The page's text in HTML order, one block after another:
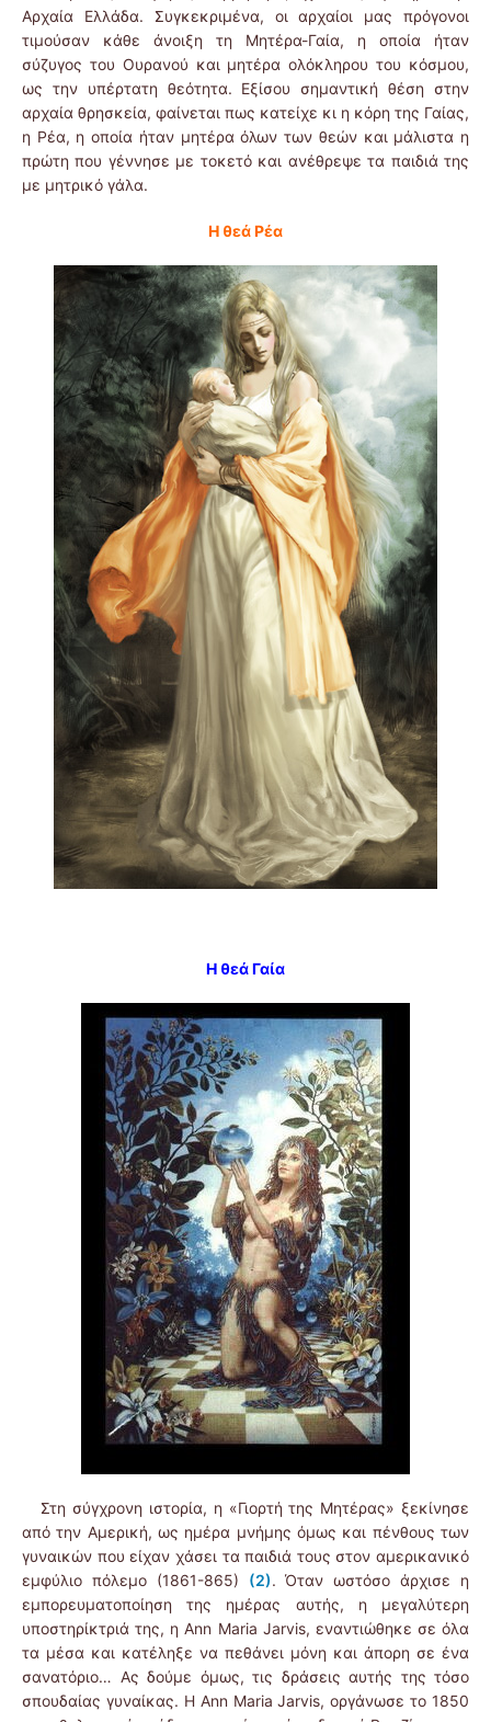
Αρχαία Ελλάδα. Συγκεκριμένα, οι αρχαίοι μας πρόγονοι
τιμούσαν κάθε άνοιξη τη Μητέρα-Γαία, η οποία ήταν
σύζυγος του Ουρανού και μητέρα ολόκληρου του κόσμου,
ως την υπέρτατη θεότητα. Εξίσου σημαντική θέση στην
αρχαία θρησκεία, φαίνεται πως κατείχε κι η κόρη της Γαίας,
η Ρέα, η οποία ήταν μητέρα όλων των θεών και μάλιστα η
πρώτη που γέννησε με τοκετό και ανέθρεψε τα παιδιά της
με μητρικό γάλα.
Η θεάΡέα
Η θεά Γαία
Στη σύγχρονη ιστορία, η «Γιορτή της Μητέρας» ξεκίνησε
από την Αμερική, ως ημέρα μνήμης όμως και πένθους των
γυναικών που είχαν χάσει τα παιδιά τους στον αμερικανικό
εμφύλιο πόλεμο (1861-865) (2). Όταν ωστόσο άρχισε η
εμπορευματοποίηση της ημέρας αυτής, η μεγαλύτερη
υποστηρίκτριά της, η Ann Maria Jarvis, εναντιώθηκε σε όλα
τα μέσα και κατέληξε να πεθάνει μόνη και άπορη σε ένα
σανατόριο… Ας δούμε όμως, τις δράσεις αυτής της τόσο
σπουδαίας γυναίκας. Η Ann Maria Jarvis, οργάνωσε το 1850